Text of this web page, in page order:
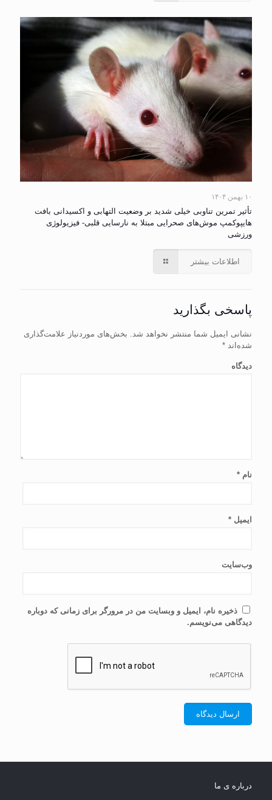
۱۰ بهمن ۱۴۰۴
تأثیر تمرین تناوبی خیلی شدید بر وضعیت التهابی و اکسیدانی بافت
هایپوکمپ موش‌های صحرایی مبتلا به نارسایی قلبی- فیزیولوژی
ورزشی
اطلاعات بیشتر
پاسخی بگذارید
نشانی ایمیل شما منتشر نخواهد شد. بخش‌های موردنیاز علامت‌گذاری
شده‌اند *
دیدگاه
نام *
ایمیل *
وب‌سایت
ذخیره نام، ایمیل و وبسایت من در مرورگر برای زمانی که دوباره
دیدگاهی می‌نویسم.
درباره ی ما